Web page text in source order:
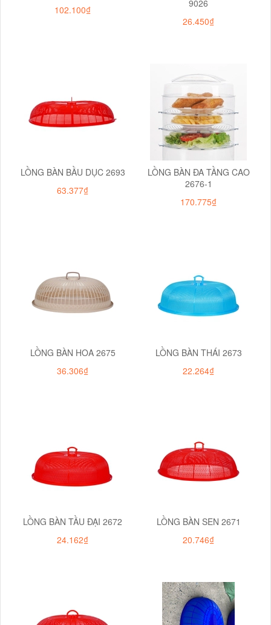
102.100₫
9026
26.450₫
LỒNG BÀN BẦU DỤC 2693
63.377₫
LỒNG BÀN ĐA TẦNG CAO
2676-1
170.775₫
LỒNG BÀN HOA 2675
36.306₫
LỒNG BÀN THÁI 2673
22.264₫
LỒNG BÀN TẦU ĐẠI 2672
24.162₫
LỒNG BÀN SEN 2671
20.746₫